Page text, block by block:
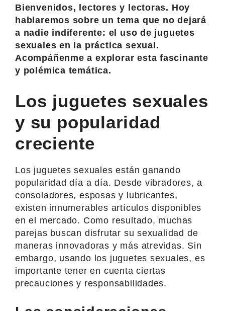
Bienvenidos, lectores y lectoras. Hoy
hablaremos sobre un tema que no dejará
a nadie indiferente: el uso de juguetes
sexuales en la práctica sexual.
Acompáñenme a explorar esta fascinante
y polémica temática.
Los juguetes sexuales
y su popularidad
creciente
Los juguetes sexuales están ganando
popularidad día a día. Desde vibradores, a
consoladores, esposas y lubricantes,
existen innumerables artículos disponibles
en el mercado. Como resultado, muchas
parejas buscan disfrutar su sexualidad de
maneras innovadoras y más atrevidas. Sin
embargo, usando los juguetes sexuales, es
importante tener en cuenta ciertas
precauciones y responsabilidades.